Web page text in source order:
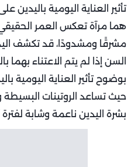
تأثير العناية اليومية باليدين
هما مرآة تعكس العمر
مشرقًا ومشدودًا، قد تكشف
السن إذا لم يتم الاعتناء
بوضوح تأثير العناية اليومية
حيث تساعد الروتينات
بشرة اليدين ناعمة وشابة